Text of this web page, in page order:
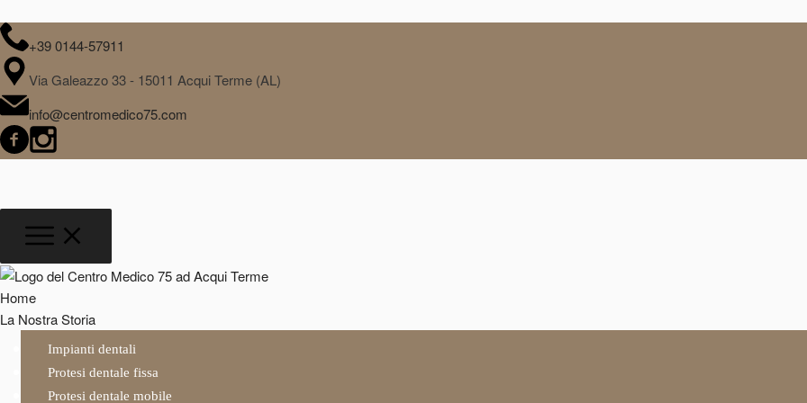
+39 0144-57911
Via Galeazzo 33 - 15011 Acqui Terme (AL)
info@centromedico75.com
Home
La Nostra Storia
Impianti dentali
Protesi dentale fissa
Protesi dentale mobile